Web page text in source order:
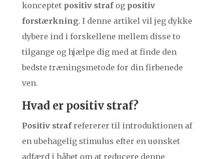
konceptet positiv strafog positiv
forstærkning. I denne artikel vil jeg dykke
dybere ind i forskellene mellem disse to
tilgange og hjælpe dig med at finde den
bedste træningsmetode for din firbenede
ven.
Hvad er positiv straf?
Positiv strafrefererer til introduktionen af
en ubehagelig stimulus efter en uønsket
adfærd i håbet om at reducere denne